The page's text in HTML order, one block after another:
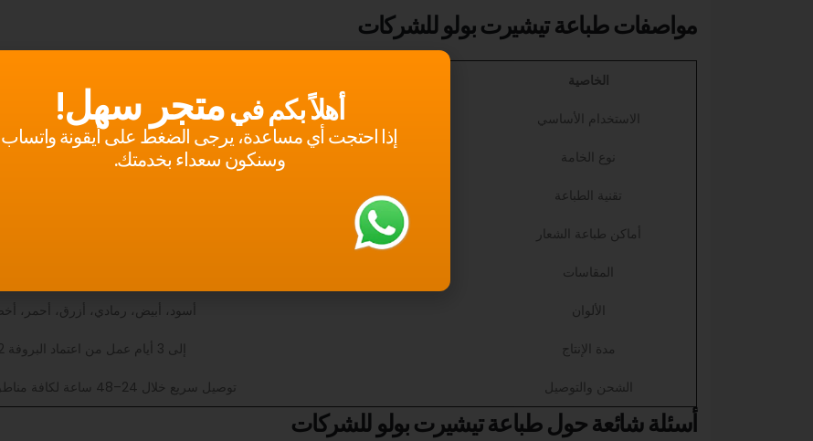
مواصفات طباعة تيشيرت بولو للشركات
الخاصية
زي موحد (يونيفرم) للموظفين، فرق التوصيل، والمعارض، فرق الاستخدام الأساسي
قطن هندي ممتاز بمسامية عالية لراحة الحركة و نوع الخامة
تقنية الطباعة
الجهة الأمامية (الصدر) / الجهة الخلفية أماكن طباعة الشعار
المقاسات
أسود، أبيض، رمادي، أزرق، أحمر، الألوان
2 إلى 3 أيام عمل من اعتماد البروفة مدة الإنتاج
توصيل سريع خلال 24–48 ساعة لكافة مناطق المملكة الشحن والتوصيل
أسئلة شائعة حول طباعة تيشيرت بولو للشركات
أهلاً بكم فيمتجر سهل!
إذا احتجت أي مساعدة، يرجى الضغط على أيقونة واتساب
وسنكون سعداء بخدمتك.